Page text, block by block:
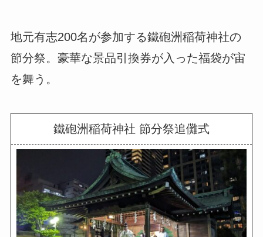
地元有志200名が参加する鐵砲洲稲荷神社の
節分祭。豪華な景品引換券が入った福袋が宙
を舞う。
鐵砲洲稲荷神社 節分祭追儺式